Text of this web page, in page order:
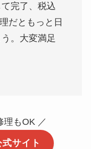
完了、税込
だともっと日
。大変満足
理もOK ／
サイト